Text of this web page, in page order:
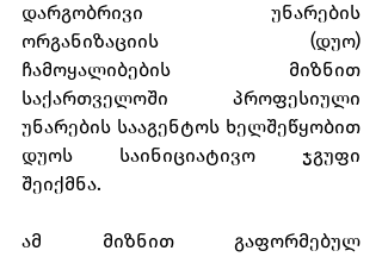
დარგობრივი უნარების
ორგანიზაციის (დუო)
ჩამოყალიბების მიზნით
საქართველოში პროფესიული
უნარების სააგენტოს ხელშეწყობით
დუოს საინიციატივო ჯგუფი
შეიქმნა.
ამ მიზნით გაფორმებულ